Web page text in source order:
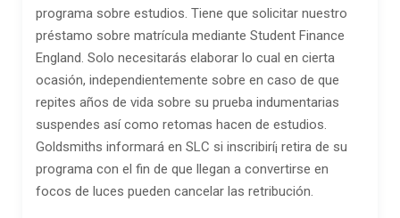
programa sobre estudios. Tiene que solicitar nuestro
préstamo sobre matrícula mediante Student Finance
England. Solo necesitarás elaborar lo cual en cierta
ocasión, independientemente sobre en caso de que
repites años de vida sobre su prueba indumentarias
suspendes así­ como retomas hacen de estudios.
Goldsmiths informará en SLC si inscribirí¡ retira de su
programa con el fin de que llegan a convertirse en
focos de luces pueden cancelar las retribución.